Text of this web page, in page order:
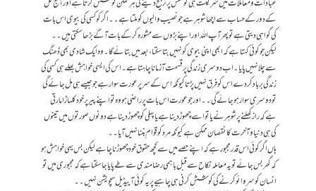
عبادات و معاملات میں شریعت ہی کو نفس پر ترجیح دینے کی ہر ممکن کوشش کرتا ہے اور آج کل
کے دور کے حساب سے اچھا شوہر ہے جو نصیب والیوں کو ملتا ہے۔۔ اگر کو کسی کی بیوی اس بات
کی گواہی دیتی ہے تو پھر آپ اللہ اور اپنے بڑوں سے مشورہ کرکے بات آگے بڑھا سکتی ہیں۔۔
لیکن جو کوئی کہتا ہے کہ ابھی اپنی بیوی کو نہیں بتا سکتا، بعد میں بتائے گا۔ وہ ایک شادی بھی ڈھنگ
سے چلا نہیں پایا۔ اب دوسری زندگی پر قسمت آزمانا چاہتا ہے۔ اس کی ایسی خواہش بھلے ہی کسی کی
زندگی برباد کردے اس کو فرق نہیں پڑتا کیونکہ اس کے سر پر عورت سوار ہے جو جیسے ہی مل جائے گی
تو دوسری سوار ہو جائے گی۔۔ اور جو عورت اس بات پر راضی ہو وہ تو اپنے پیر پر خود کلہاڑا مارتی
ہے کہ راز کھلنے پر شوہر نے یا تو اسے چھوڑ دینا ہے یا پہلی کو چھوڑ دینا ہے دونوں صورتوں میں تینوں
کی ہی دنیا و آخرت کا نقصان ممکن ہے کیونکہ مرد کو قوام بننا نہیں آیا۔۔
ہاں اگر کوئی اس قدر مجبور ہے کہ اپنے حصے میں سے کچھ حقوق خود چھوڑنا چاہے لیکن بس یہی خواہش ہو
کہ گھر بس جائے تو یہ معاملہ نکاح سے قبل باہمی رضامندی سے طے پایا جا سکتا ہے کہ مجبوری میں تو
انسان کو سروائو کرنے کی کوشش کرنی ہی چاہیے پر یہ کوئی آییڈیل سچویشن نہیں۔۔